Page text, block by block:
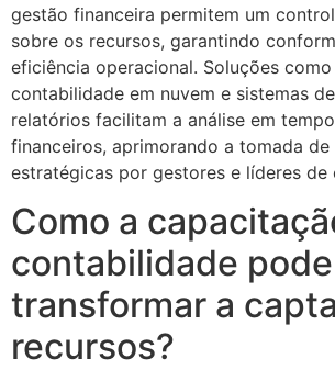
gestão financeira permitem um
sobre os recursos, garantindo
eficiência operacional. Soluções
contabilidade em nuvem e sistemas
relatórios facilitam a análise em
financeiros, aprimorando a tomada de
estratégicas por gestores e líderes de
Como a
contabilidade pode
transformar a
recursos?